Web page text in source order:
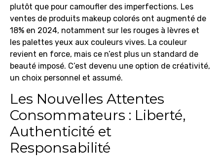
plutôt que pour camoufler des imperfections. Les
ventes de produits makeup colorés ont augmenté de
18% en 2024, notamment sur les rouges à lèvres et
les palettes yeux aux couleurs vives. La couleur
revient en force, mais ce n’est plus un standard de
beauté imposé. C’est devenu une option de créativité,
un choix personnel et assumé.
Les Nouvelles Attentes
Consommateurs : Liberté,
Authenticité et
Responsabilité